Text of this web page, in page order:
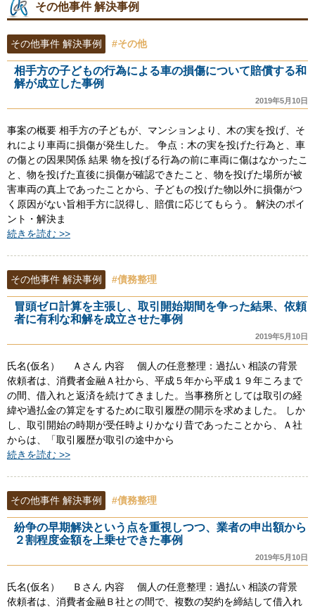
その他事件 解決事例
その他事件 解決事例 #その他
相手方の子どもの行為による車の損傷について賠償する和
解が成立した事例
2019年5月10日
事案の概要 相手方の子どもが、マンションより、木の実を投げ、そ
れにより車両に損傷が発生した。 争点：木の実を投げた行為と、車
の傷との因果関係 結果 物を投げる行為の前に車両に傷はなかったこ
と、物を投げた直後に損傷が確認できたこと、物を投げた場所が被
害車両の真上であったことから、子どもの投げた物以外に損傷がつ
く原因がない旨相手方に説得し、賠償に応じてもらう。 解決のポイ
ント・解決ま
続きを読む >>
その他事件 解決事例 #債務整理
冒頭ゼロ計算を主張し、取引開始期間を争った結果、依頼
者に有利な和解を成立させた事例
2019年5月10日
氏名(仮名） Ａさん 内容 個人の任意整理：過払い 相談の背景
依頼者は、消費者金融Ａ社から、平成５年から平成１９年ころまで
の間、借入れと返済を続けてきました。当事務所としては取引の経
緯や過払金の算定をするために取引履歴の開示を求めました。 しか
し、取引開始の時期が受任時よりかなり昔であったことから、Ａ社
からは、「取引履歴が取引の途中から
続きを読む >>
その他事件 解決事例 #債務整理
紛争の早期解決という点を重視しつつ、業者の申出額から
２割程度金額を上乗せできた事例
2019年5月10日
氏名(仮名） Ｂさん 内容 個人の任意整理：過払い 相談の背景
依頼者は、消費者金融Ｂ社との間で、複数の契約を締結して借入れ